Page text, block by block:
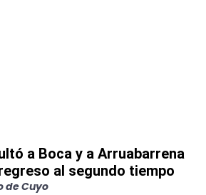
a Boca y a Arruabarrena
al segundo tiempo
de Cuyo